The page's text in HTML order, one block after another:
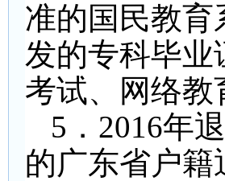
准的国民教
发的专科毕
考试、网络
5 ．2016年
的广东省户